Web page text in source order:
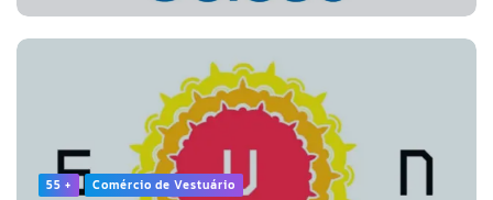
55 + Comércio de Vestuário